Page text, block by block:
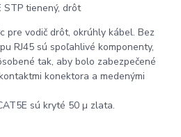
STP tienený, drôt
pre vodič drôt, okrúhly kábel. Bez
RJ45 sú spoľahlivé komponenty,
tak, aby bolo zabezpečené
konektora a medenými
sú kryté 50 µ zlata.